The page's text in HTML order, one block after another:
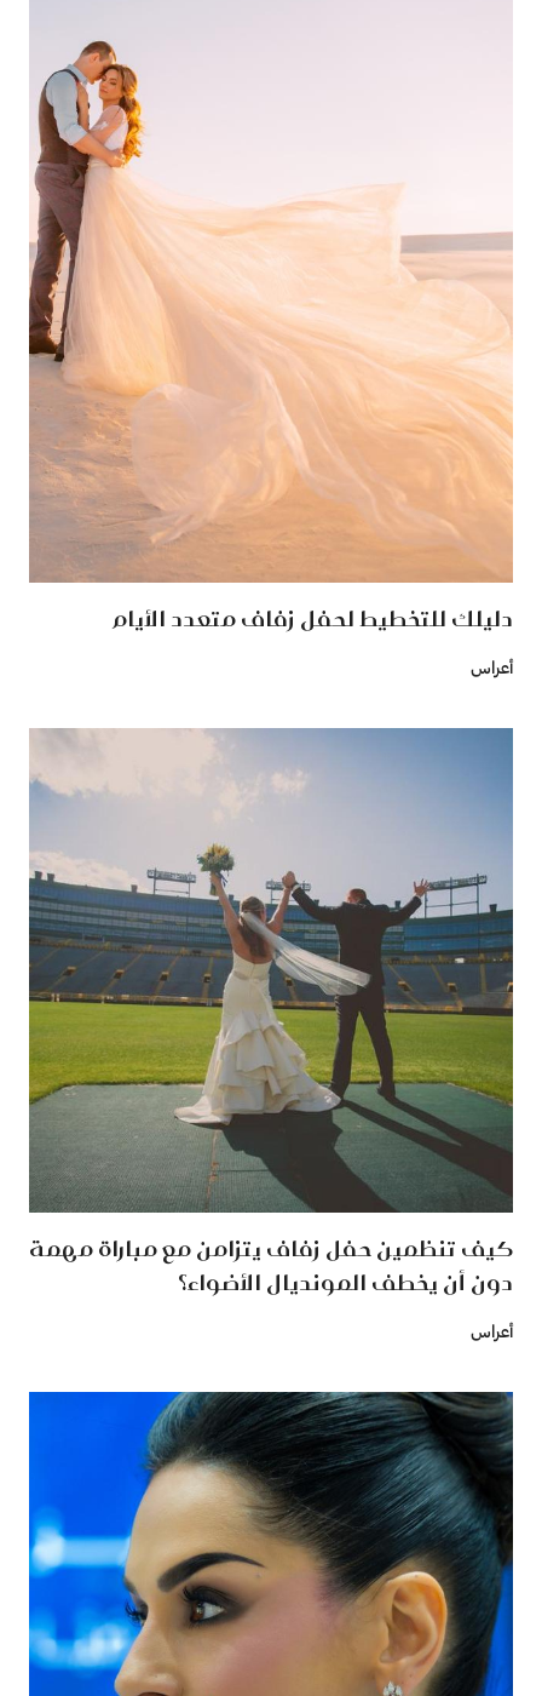
دليلك للتخطيط لحفل زفاف متعدد الأيام
أعراس
كيف تنظمين حفل زفاف يتزامن مع مباراة مهمة
دون أن يخطف المونديال الأضواء؟
أعراس